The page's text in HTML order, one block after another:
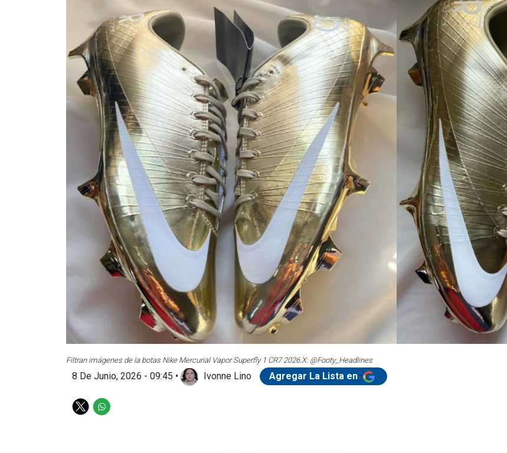
Filtran imágenes de la botas Nike Mercurial Vapor Superfly 1 CR7 2026.X: @Footy_Headlines
8 De Junio, 2026 - 09:45 • Ivonne Lino Agregar La Lista en
T
W